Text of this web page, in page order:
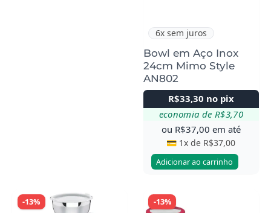
6x sem juros
Bowl em Aço Inox
24cm Mimo Style
AN802
R$33,30 no pix
economia de R$3,70
ou R$37,00 em até
💳 1x de R$37,00
Adicionar ao carrinho
-13% -13%